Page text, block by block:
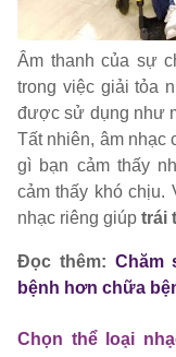
Âm thanh của sự
trong việc giải tỏa
được sử dụng như
Tất nhiên, âm nhạc
gì bạn cảm thấy
cảm thấy khó chịu.
nhạc riêng giúp trái
Đọc thêm: Chăm
bệnh hơn chữa
Chọn thể loại